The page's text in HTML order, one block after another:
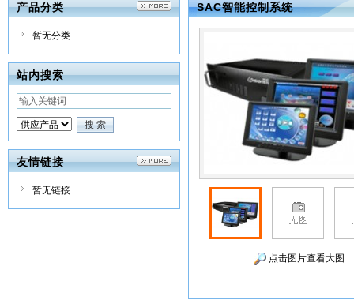
产品分类
暂无分类
站内搜索
友情链接
暂无链接
SAC智能控制系统
点击图片查看大图